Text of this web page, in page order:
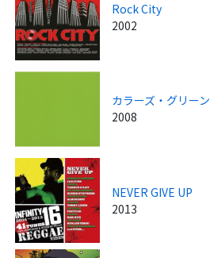
Rock City
2002
カラーズ・グリーン
2008
NEVER GIVE UP
2013